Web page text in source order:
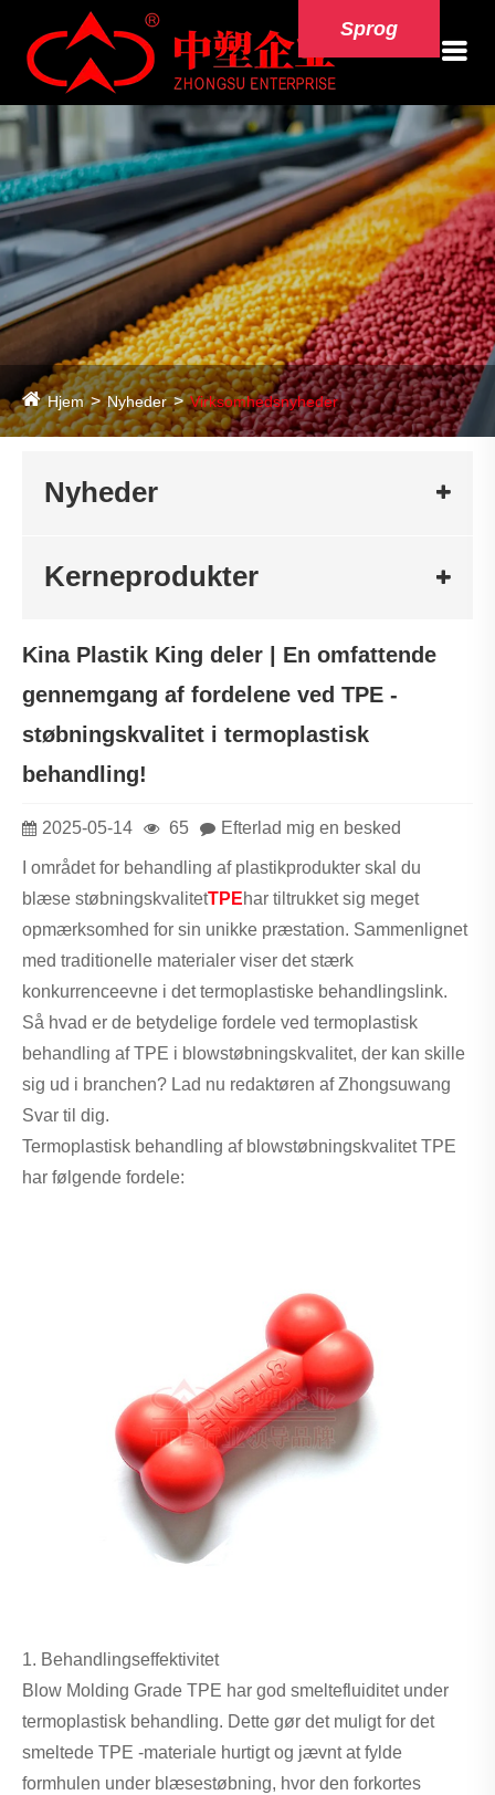
Sprog
Hjem Nyheder Virksomhedsnyheder
Nyheder
Kerneprodukter
Kina Plastik King deler | En omfattende
gennemgang af fordelene ved TPE -
støbningskvalitet i termoplastisk
behandling!
2025-05-14 65 Efterlad mig en besked
I området for behandling af plastikprodukter skal du
blæse støbningskvalitetTPEhar tiltrukket sig meget
opmærksomhed for sin unikke præstation. Sammenlignet
med traditionelle materialer viser det stærk
konkurrenceevne i det termoplastiske behandlingslink.
Så hvad er de betydelige fordele ved termoplastisk
behandling af TPE i blowstøbningskvalitet, der kan skille
sig ud i branchen? Lad nu redaktøren af ​​Zhongsuwang
Svar til dig.
Termoplastisk behandling af blowstøbningskvalitet TPE
har følgende fordele:
1. Behandlingseffektivitet
Blow Molding Grade TPE har god smeltefluiditet under
termoplastisk behandling. Dette gør det muligt for det
smeltede TPE -materiale hurtigt og jævnt at fylde
formhulen under blæsestøbning, hvor den forkortes